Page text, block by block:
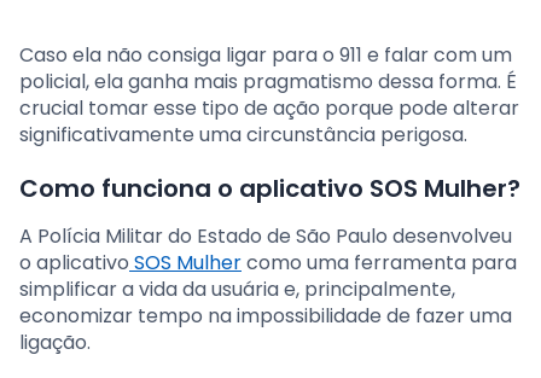
Caso ela não consiga ligar para o 911 e falar com um
policial, ela ganha mais pragmatismo dessa forma. É
crucial tomar esse tipo de ação porque pode alterar
significativamente uma circunstância perigosa.
Como funciona o aplicativo SOS Mulher?
A Polícia Militar do Estado de São Paulo desenvolveu
o aplicativo SOS Mulhercomo uma ferramenta para
simplificar a vida da usuária e, principalmente,
economizar tempo na impossibilidade de fazer uma
ligação.